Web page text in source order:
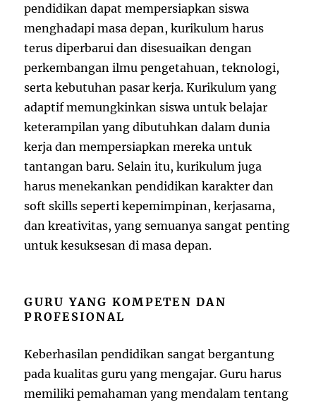
pendidikan dapat mempersiapkan siswa
menghadapi masa depan, kurikulum harus
terus diperbarui dan disesuaikan dengan
perkembangan ilmu pengetahuan, teknologi,
serta kebutuhan pasar kerja. Kurikulum yang
adaptif memungkinkan siswa untuk belajar
keterampilan yang dibutuhkan dalam dunia
kerja dan mempersiapkan mereka untuk
tantangan baru. Selain itu, kurikulum juga
harus menekankan pendidikan karakter dan
soft skills seperti kepemimpinan, kerjasama,
dan kreativitas, yang semuanya sangat penting
untuk kesuksesan di masa depan.
GURU YANG KOMPETEN DAN
PROFESIONAL
Keberhasilan pendidikan sangat bergantung
pada kualitas guru yang mengajar. Guru harus
memiliki pemahaman yang mendalam tentang